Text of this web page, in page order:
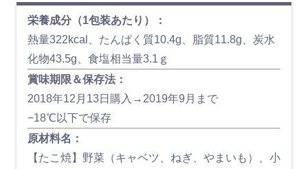
栄養成分（1包装あたり）：
熱量322kcal、たんぱく質10.4g、脂質11.8g、炭水
化物43.5g、食塩相当量3.1ｇ
賞味期限＆保存法：
2018年12月13日購入→2019年9月まで
−18℃以下で保存
原材料名：
【たこ焼】野菜（キャベツ、ねぎ、やまいも）、小